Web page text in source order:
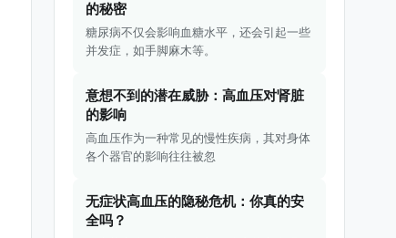
的秘密
糖尿病不仅会影响血糖水平，还会引起一些
并发症，如手脚麻木等。
意想不到的潜在威胁：高血压对肾脏
的影响
高血压作为一种常见的慢性疾病，其对身体
各个器官的影响往往被忽
无症状高血压的隐秘危机：你真的安
全吗？